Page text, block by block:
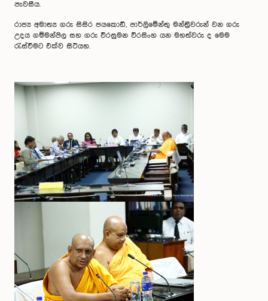
පැවසීය.
රාජ්‍ය අමාත්‍ය ගරු සිසිර ජයකොඩි, පාර්ලිමේන්තු මන්ත්‍රීවරුන් වන ගරු
උදය ගම්මන්පිල සහ ගරු වීරසුමන වීරසිංහ යන මහත්වරු ද මෙම
රැස්වීමට එක්ව සිටියහ.